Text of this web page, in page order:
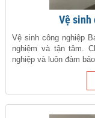
Vệ
Vệ sinh công nghiệp
nghiệm và tận tâm.
nghiệp và luôn đảm